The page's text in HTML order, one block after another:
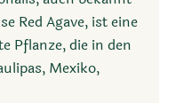
Red Agave, ist eine
Pflanze, die in den
Mexiko,